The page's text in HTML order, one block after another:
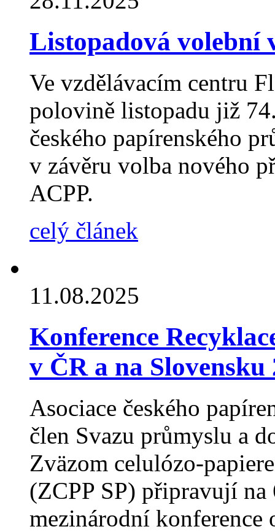
Listopadová volební
Ve vzdělávacím centru
polovině listopadu již
českého papírenského
v závěru volba nového
ACPP.
celý článek
11.08.2025
Konference
v ČR a na Slovensku
Asociace českého
člen Svazu průmyslu a
Zväzom celulózo-
(ZCPP SP) připravují
mezinárodní konference